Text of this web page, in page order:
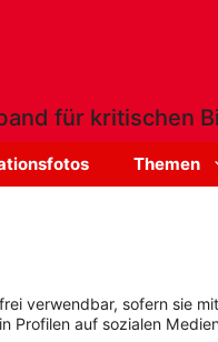
für kritischen
Themen
verwendbar, sofern sie
Profilen auf sozialen